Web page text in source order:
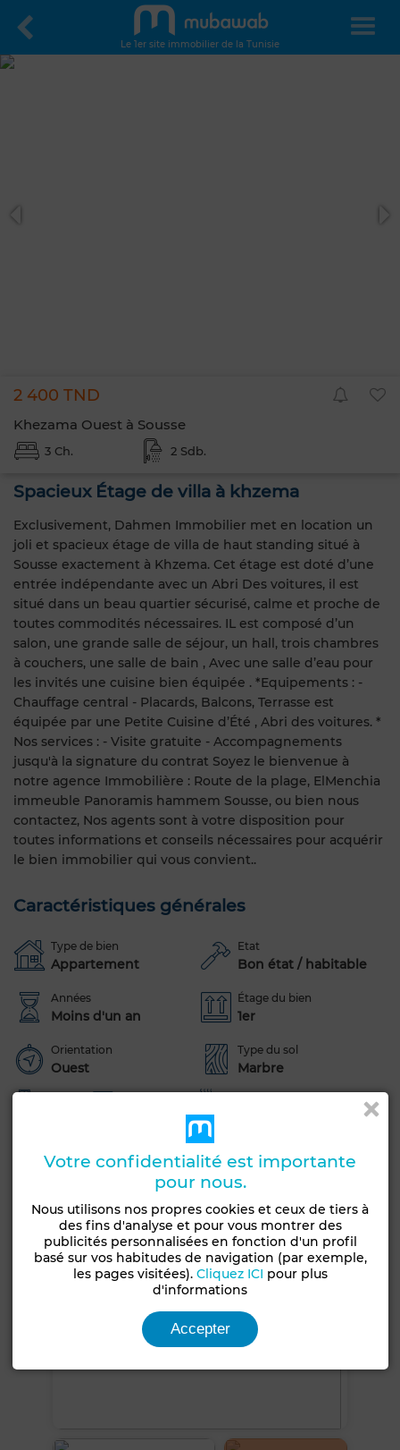
Le 1er site immobilier de la Tunisie
2 400 TND
Khezama Ouest à Sousse
3 Ch. 2 Sdb.
Spacieux Étage de villa à khzema
Exclusivement, Dahmen Immobilier met en location un
joli et spacieux étage de villa de haut standing situé à
Sousse exactement à Khzema. Cet étage est doté d’une
entrée indépendante avec un Abri Des voitures, il est
situé dans un beau quartier sécurisé, calme et proche de
toutes commodités nécessaires. IL est composé d’un
salon, une grande salle de séjour, un hall, trois chambres
à couchers, une salle de bain , Avec une salle d’eau pour
les invités une cuisine bien équipée . *Equipements : -
Chauffage central - Placards, Balcons, Terrasse est
équipée par une Petite Cuisine d’Été , Abri des voitures. *
Nos services : - Visite gratuite - Accompagnements
jusqu'à la signature du contrat Soyez le bienvenue à
notre agence Immobilière : Route de la plage, ElMenchia
immeuble Panoramis hammem Sousse, ou bien nous
contactez, Nos agents sont à votre disposition pour
toutes informations et conseils nécessaires pour acquérir
le bien immobilier qui vous convient..
Caractéristiques générales
Type de bien
Appartement
Etat
Bon état / habitable
Années
Moins d'un an
Étage du bien
1er
Orientation
Ouest
Type du sol
Marbre
Cuisine équipée
Voir plus de photos
Votre confidentialité est importante
pour nous.
Nous utilisons nos propres cookies et ceux de tiers à
des fins d'analyse et pour vous montrer des
publicités personnalisées en fonction d'un profil
basé sur vos habitudes de navigation (par exemple,
les pages visitées). Cliquez ICI pour plus
d'informations
Accepter